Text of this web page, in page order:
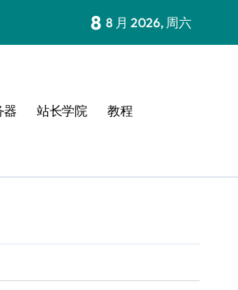
8 8 月 2026, 周六
器 站长学院 教程